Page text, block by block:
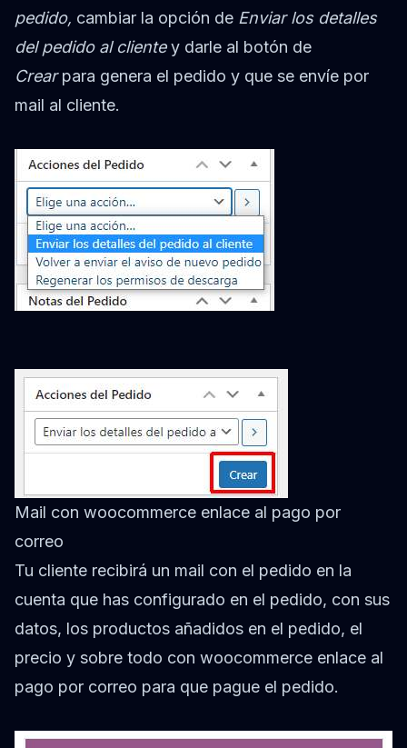
pedido, cambiar la opción de Enviar los detalles
del pedido al clientey darle al botón de
Crearpara genera el pedido y que se envíe por
mail al cliente.
Mail con woocommerce enlace al pago por
correo
Tu cliente recibirá un mail con el pedido en la
cuenta que has configurado en el pedido, con sus
datos, los productos añadidos en el pedido, el
precio y sobre todo con woocommerce enlace al
pago por correo para que pague el pedido.